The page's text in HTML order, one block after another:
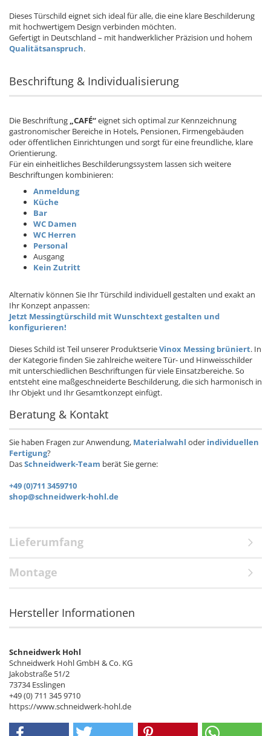
Dieses Türschild eignet sich ideal für alle, die eine klare Beschilderung
mit hochwertigem Design verbinden möchten.
Gefertigt in Deutschland – mit handwerklicher Präzision und hohem
Qualitätsanspruch.
Beschriftung & Individualisierung
Die Beschriftung „CAFÉ“eignet sich optimal zur Kennzeichnung
gastronomischer Bereiche in Hotels, Pensionen, Firmengebäuden
oder öffentlichen Einrichtungen und sorgt für eine freundliche, klare
Orientierung.
Für ein einheitliches Beschilderungssystem lassen sich weitere
Beschriftungen kombinieren:
Anmeldung
Küche
Bar
WC Damen
WC Herren
Personal
Ausgang
Kein Zutritt
Alternativ können Sie Ihr Türschild individuell gestalten und exakt an
Ihr Konzept anpassen:
Jetzt Messingtürschild mit Wunschtext gestalten und
konfigurieren!
Dieses Schild ist Teil unserer ProduktserieVinox Messing brüniert. In
der Kategorie finden Sie zahlreiche weitere Tür- und Hinweisschilder
mit unterschiedlichen Beschriftungen für viele Einsatzbereiche. So
entsteht eine maßgeschneiderte Beschilderung, die sich harmonisch in
Ihr Objekt und Ihr Gesamtkonzept einfügt.
Beratung & Kontakt
Sie haben Fragen zur Anwendung, Materialwahl oder individuellen
Fertigung?
DasSchneidwerk-Team berät Sie gerne:
+49 (0)711 3459710
shop@schneidwerk-hohl.de
Lieferumfang
Montage
Hersteller Informationen
Schneidwerk Hohl
Schneidwerk Hohl GmbH & Co. KG
Jakobstraße 51/2
73734 Esslingen
+49 (0) 711 345 9710
https://www.schneidwerk-hohl.de